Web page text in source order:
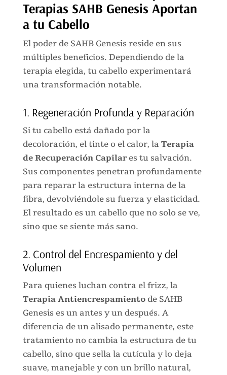
Terapias SAHB Genesis Aportan
a tu Cabello
El poder de SAHB Genesis reside en sus
múltiples beneficios. Dependiendo de la
terapia elegida, tu cabello experimentará
una transformación notable.
1. Regeneración Profunda y Reparación
Si tu cabello está dañado por la
decoloración, el tinte o el calor, la Terapia
de Recuperación Capilares tu salvación.
Sus componentes penetran profundamente
para reparar la estructura interna de la
fibra, devolviéndole su fuerza y elasticidad.
El resultado es un cabello que no solo se ve,
sino que se siente más sano.
2. Control del Encrespamiento y del
Volumen
Para quienes luchan contra el frizz, la
Terapia Antiencrespamientode SAHB
Genesis es un antes y un después. A
diferencia de un alisado permanente, este
tratamiento no cambia la estructura de tu
cabello, sino que sella la cutícula y lo deja
suave, manejable y con un brillo natural,